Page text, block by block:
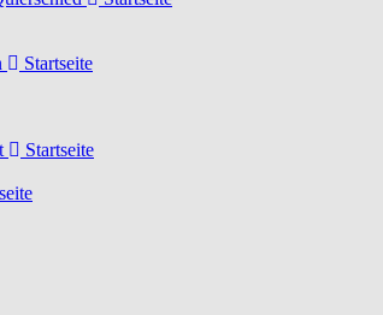
Startseite
Startseite